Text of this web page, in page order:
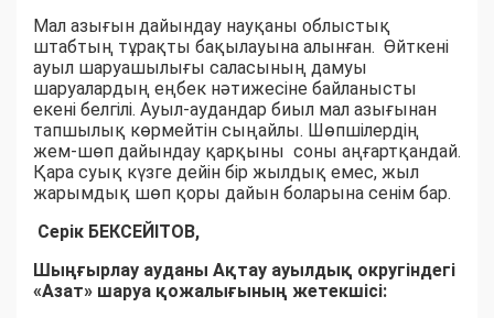
Мал азығын дайындау науқаны облыстық
штабтың тұрақты бақылауына алынған. Өйткені
ауыл шаруашылығы саласының дамуы
шаруалардың еңбек нәтижесіне байланысты
екені белгілі. Ауыл-аудандар биыл мал азығынан
тапшылық көрмейтін сыңайлы. Шөпшілердің
жем-шөп дайындау қарқыны соны аңғартқандай.
Қара суық күзге дейін бір жылдық емес, жыл
жарымдық шөп қоры дайын боларына сенім бар.
Серік БЕКСЕЙІТОВ,
Шыңғырлау ауданы Ақтау ауылдық округіндегі
«Азат» шаруа қожалығының жетекшісі: